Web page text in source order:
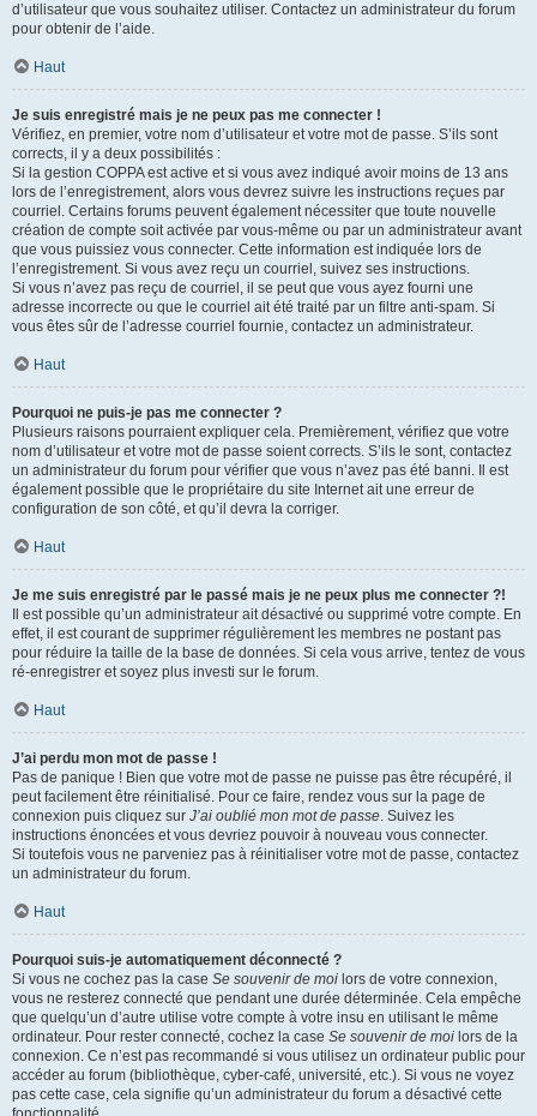
d’utilisateur que vous souhaitez utiliser. Contactez un administrateur du forum
pour obtenir de l’aide.
Haut
Je suis enregistré mais je ne peux pas me connecter !
Vérifiez, en premier, votre nom d’utilisateur et votre mot de passe. S’ils sont
corrects, il y a deux possibilités :
Si la gestion COPPA est active et si vous avez indiqué avoir moins de 13 ans
lors de l’enregistrement, alors vous devrez suivre les instructions reçues par
courriel. Certains forums peuvent également nécessiter que toute nouvelle
création de compte soit activée par vous-même ou par un administrateur avant
que vous puissiez vous connecter. Cette information est indiquée lors de
l’enregistrement. Si vous avez reçu un courriel, suivez ses instructions.
Si vous n’avez pas reçu de courriel, il se peut que vous ayez fourni une
adresse incorrecte ou que le courriel ait été traité par un filtre anti-spam. Si
vous êtes sûr de l’adresse courriel fournie, contactez un administrateur.
Haut
Pourquoi ne puis-je pas me connecter ?
Plusieurs raisons pourraient expliquer cela. Premièrement, vérifiez que votre
nom d’utilisateur et votre mot de passe soient corrects. S’ils le sont, contactez
un administrateur du forum pour vérifier que vous n’avez pas été banni. Il est
également possible que le propriétaire du site Internet ait une erreur de
configuration de son côté, et qu’il devra la corriger.
Haut
Je me suis enregistré par le passé mais je ne peux plus me connecter ?!
Il est possible qu’un administrateur ait désactivé ou supprimé votre compte. En
effet, il est courant de supprimer régulièrement les membres ne postant pas
pour réduire la taille de la base de données. Si cela vous arrive, tentez de vous
ré-enregistrer et soyez plus investi sur le forum.
Haut
J’ai perdu mon mot de passe !
Pas de panique ! Bien que votre mot de passe ne puisse pas être récupéré, il
peut facilement être réinitialisé. Pour ce faire, rendez vous sur la page de
connexion puis cliquez sur J’ai oublié mon mot de passe. Suivez les
instructions énoncées et vous devriez pouvoir à nouveau vous connecter.
Si toutefois vous ne parveniez pas à réinitialiser votre mot de passe, contactez
un administrateur du forum.
Haut
Pourquoi suis-je automatiquement déconnecté ?
Si vous ne cochez pas la case Se souvenir de moi lors de votre connexion,
vous ne resterez connecté que pendant une durée déterminée. Cela empêche
que quelqu’un d’autre utilise votre compte à votre insu en utilisant le même
ordinateur. Pour rester connecté, cochez la case Se souvenir de moi lors de la
connexion. Ce n’est pas recommandé si vous utilisez un ordinateur public pour
accéder au forum (bibliothèque, cyber-café, université, etc.). Si vous ne voyez
pas cette case, cela signifie qu’un administrateur du forum a désactivé cette